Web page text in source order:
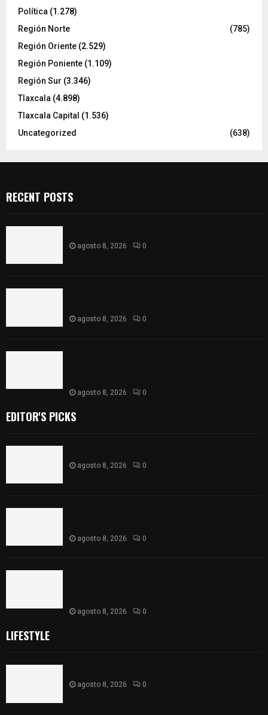
Política (1.278)
Región Norte
(785)
Región Oriente (2.529)
Región Poniente (1.109)
Región Sur (3.346)
Tlaxcala (4.898)
Tlaxcala Capital (1.536)
Uncategorized
(638)
RECENT POSTS
agosto 8, 2026 0
agosto 8, 2026 0
agosto 8, 2026 0
EDITOR'S PICKS
agosto 8, 2026 0
agosto 8, 2026 0
agosto 8, 2026 0
LIFESTYLE
agosto 8, 2026 0